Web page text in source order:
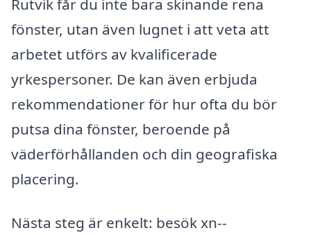
fönster, utan även lugnet i att veta att
arbetet utförs av kvalificerade
yrkespersoner. De kan även erbjuda
rekommendationer för hur ofta du bör
putsa dina fönster, beroende på
väderförhållanden och din geografiska
placering.
Nästa steg är enkelt: besök xn--